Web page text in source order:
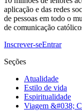
aplicação e das redes
de pessoas em todo o
de comunicação
Inscrever-seEntrar
Seções
Atualidade
Estilo de vida
Espiritualidade
Viagem &#038;